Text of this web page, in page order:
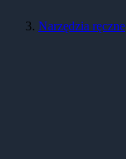
Narzędzia ręczne